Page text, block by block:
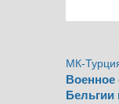
МК-
Военное
Бельгии